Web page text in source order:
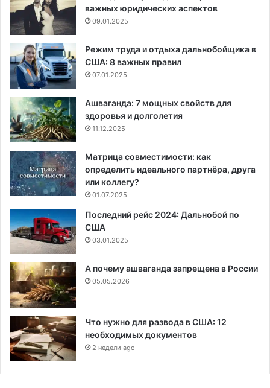
важных юридических аспектов
09.01.2025
Режим труда и отдыха дальнобойщика в
США: 8 важных правил
07.01.2025
Ашваганда: 7 мощных свойств для
здоровья и долголетия
11.12.2025
Матрица совместимости: как
определить идеального партнёра, друга
или коллегу?
01.07.2025
Последний рейс 2024: Дальнобой по
США
03.01.2025
А почему ашваганда запрещена в России
05.05.2026
Что нужно для развода в США: 12
необходимых документов
2 недели ago